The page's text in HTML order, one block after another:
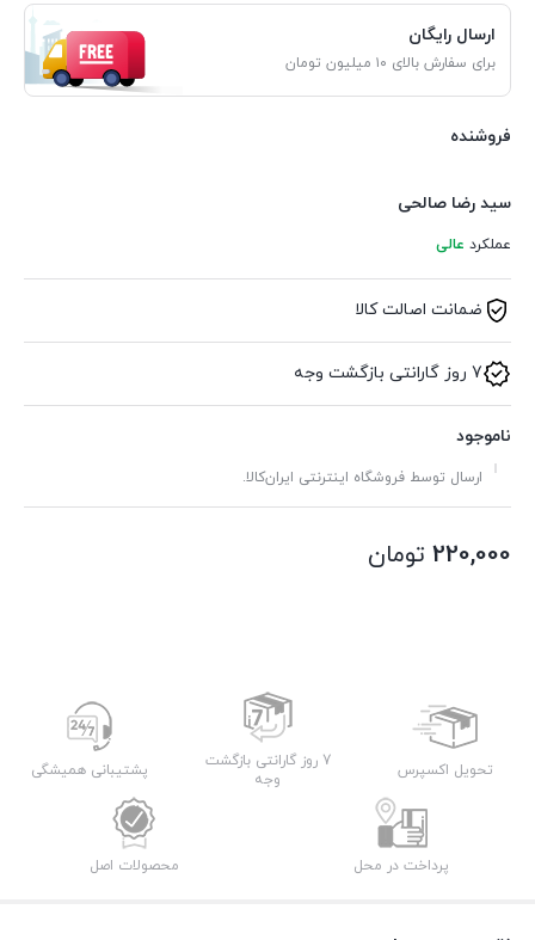
ارسال رایگان
برای سفارش بالای ۱۰ میلیون تومان
فروشنده
سید رضا صالحی
عملکرد عالی
ضمانت اصالت کالا
7 روز گارانتی بازگشت وجه
ناموجود
ارسال توسط فروشگاه اینترنتی ایران‌کالا.
220,000 تومان
تحویل اکسپرس
7 روز گارانتی بازگشت
وجه
پشتیبانی همیشگی
پرداخت در محل محصولات اصل